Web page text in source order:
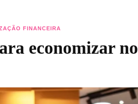
FINANCEIRA
economizar no